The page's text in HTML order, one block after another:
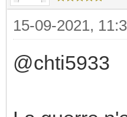
15-09-2021,
@chti5933